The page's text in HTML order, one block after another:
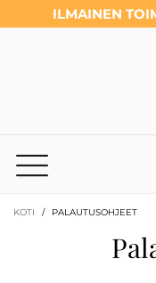
ILMAINEN
KOTI / PALAUTUSOHJEET